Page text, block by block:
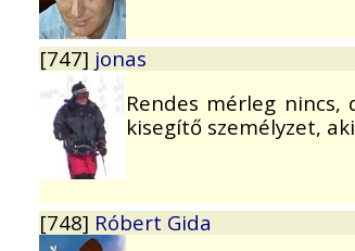
[747] jonas
Rendes mérleg
kisegítő személyzet,
[748] Róbert Gida